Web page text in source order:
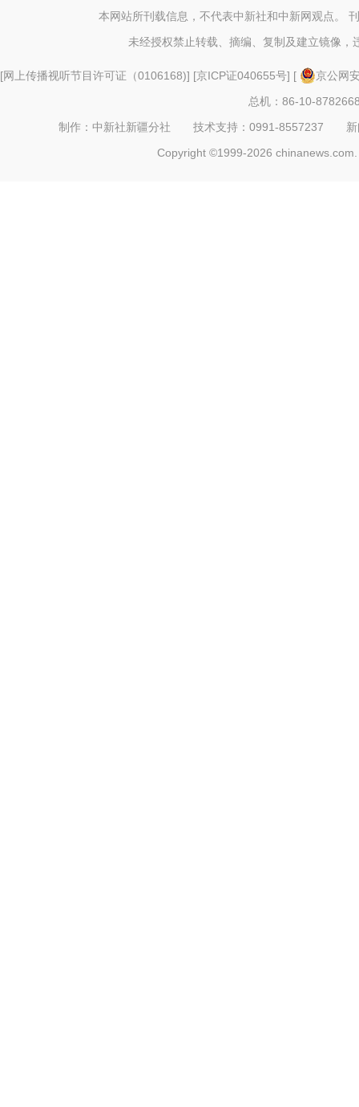
本网站所刊载信息，不代表中新社和中新网观点。
未经授权禁止转载、摘编、复制及建立镜像，
[网上传播视听节目许可证（0106168)] [京ICP证040655号] [
京公网
总机：86-10-
制作：中新社新疆分社 技术支持：0991-8557237
Copyright ©1999-2026